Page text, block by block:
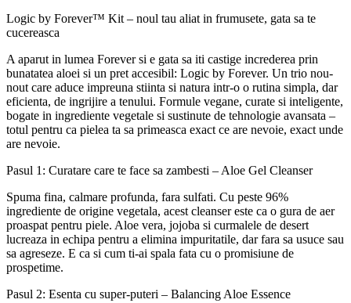
Logic by Forever™ Kit – noul tau aliat in frumusete, gata sa te
cucereasca
A aparut in lumea Forever si e gata sa iti castige increderea prin
bunatatea aloei si un pret accesibil: Logic by Forever. Un trio nou-
nout care aduce impreuna stiinta si natura intr-o o rutina simpla, dar
eficienta, de ingrijire a tenului. Formule vegane, curate si inteligente,
bogate in ingrediente vegetale si sustinute de tehnologie avansata –
totul pentru ca pielea ta sa primeasca exact ce are nevoie, exact unde
are nevoie.
Pasul 1: Curatare care te face sa zambesti – Aloe Gel Cleanser
Spuma fina, calmare profunda, fara sulfati. Cu peste 96%
ingrediente de origine vegetala, acest cleanser este ca o gura de aer
proaspat pentru piele. Aloe vera, jojoba si curmalele de desert
lucreaza in echipa pentru a elimina impuritatile, dar fara sa usuce sau
sa agreseze. E ca si cum ti-ai spala fata cu o promisiune de
prospetime.
Pasul 2: Esenta cu super-puteri – Balancing Aloe Essence